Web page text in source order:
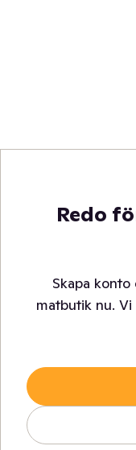
Redo
Skapa
matbutik nu.